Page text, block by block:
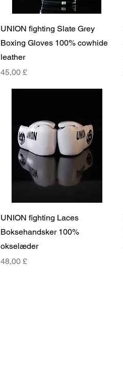
Hurtigvisning
UNION fighting Slate Grey
Boxing Gloves 100% cowhide
leather
Pris
45,00 £
Hurtigvisning
UNION fighting Laces
Boksehandsker 100%
okselæder
Pris
48,00 £